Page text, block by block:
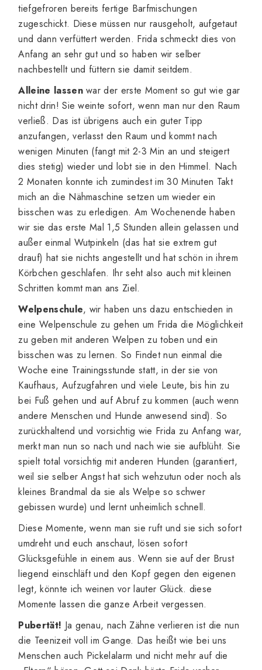
tiefgefroren bereits fertige Barfmischungen
zugeschickt. Diese müssen nur rausgeholt, aufgetaut
und dann verfüttert werden. Frida schmeckt dies von
Anfang an sehr gut und so haben wir selber
nachbestellt und füttern sie damit seitdem.
Alleine lassenwar der erste Moment so gut wie gar
nicht drin! Sie weinte sofort, wenn man nur den Raum
verließ. Das ist übrigens auch ein guter Tipp
anzufangen, verlasst den Raum und kommt nach
wenigen Minuten (fangt mit 2-3 Min an und steigert
dies stetig) wieder und lobt sie in den Himmel. Nach
2 Monaten konnte ich zumindest im 30 Minuten Takt
mich an die Nähmaschine setzen um wieder ein
bisschen was zu erledigen. Am Wochenende haben
wir sie das erste Mal 1,5 Stunden allein gelassen und
außer einmal Wutpinkeln (das hat sie extrem gut
drauf) hat sie nichts angestellt und hat schön in ihrem
Körbchen geschlafen. Ihr seht also auch mit kleinen
Schritten kommt man ans Ziel.
Welpenschule, wir haben uns dazu entschieden in
eine Welpenschule zu gehen um Frida die Möglichkeit
zu geben mit anderen Welpen zu toben und ein
bisschen was zu lernen. So Findet nun einmal die
Woche eine Trainingsstunde statt, in der sie von
Kaufhaus, Aufzugfahren und viele Leute, bis hin zu
bei Fuß gehen und auf Abruf zu kommen (auch wenn
andere Menschen und Hunde anwesend sind). So
zurückhaltend und vorsichtig wie Frida zu Anfang war,
merkt man nun so nach und nach wie sie aufblüht. Sie
spielt total vorsichtig mit anderen Hunden (garantiert,
weil sie selber Angst hat sich wehzutun oder noch als
kleines Brandmal da sie als Welpe so schwer
gebissen wurde) und lernt unheimlich schnell.
Diese Momente, wenn man sie ruft und sie sich sofort
umdreht und euch anschaut, lösen sofort
Glücksgefühle in einem aus. Wenn sie auf der Brust
liegend einschläft und den Kopf gegen den eigenen
legt, könnte ich weinen vor lauter Glück. diese
Momente lassen die ganze Arbeit vergessen.
Pubertät! Ja genau, nach Zähne verlieren ist die nun
die Teenizeit voll im Gange. Das heißt wie bei uns
Menschen auch Pickelalarm und nicht mehr auf die